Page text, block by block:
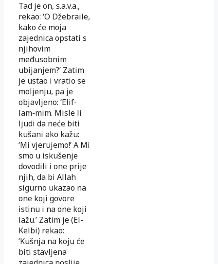
Tad je on, s.a.v.a.,
rekao: ‘O Džebraile,
kako će moja
zajednica opstati s
njihovim
međusobnim
ubijanjem?’ Zatim
je ustao i vratio se
moljenju, pa je
objavljeno: ‘Elif-
lam-mim. Misle li
ljudi da neće biti
kušani ako kažu:
‘Mi vjerujemo!’ A Mi
smo u iskušenje
dovodili i one prije
njih, da bi Allah
sigurno ukazao na
one koji govore
istinu i na one koji
lažu.’ Zatim je (El-
Kelbi) rekao:
‘Kušnja na koju će
biti stavljena